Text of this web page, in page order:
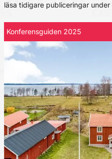
läsa tidigare publiceringar under
Konferensguiden 2025